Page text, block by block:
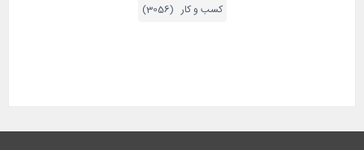
کسب و کار (3056)